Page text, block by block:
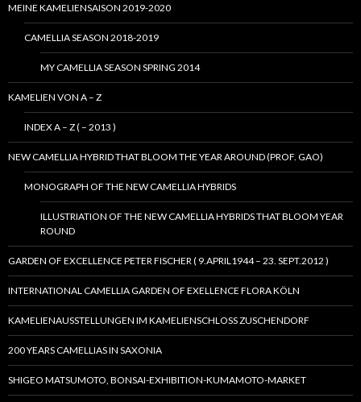
MEINE KAMELIENSAISON 2019-2020
CAMELLIA SEASON 2018-2019
MY CAMELLIA SEASON SPRING 2014
KAMELIEN VON A – Z
INDEX A – Z ( – 2013 )
NEW CAMELLIA HYBRID THAT BLOOM THE YEAR AROUND (PROF. GAO)
MONOGRAPH OF THE NEW CAMELLIA HYBRIDS
ILLUSTRIATION OF THE NEW CAMELLIA HYBRIDS THAT BLOOM YEAR
ROUND
GARDEN OF EXCELLENCE PETER FISCHER ( 9.APRIL1944 – 23. SEPT.2012 )
INTERNATIONAL CAMELLIA GARDEN OF EXELLENCE FLORA KÖLN
KAMELIENAUSSTELLUNGEN IM KAMELIENSCHLOSS ZUSCHENDORF
200 YEARS CAMELLIAS IN SAXONIA
SHIGEO MATSUMOTO, BONSAI-EXHIBITION-KUMAMOTO-MARKET